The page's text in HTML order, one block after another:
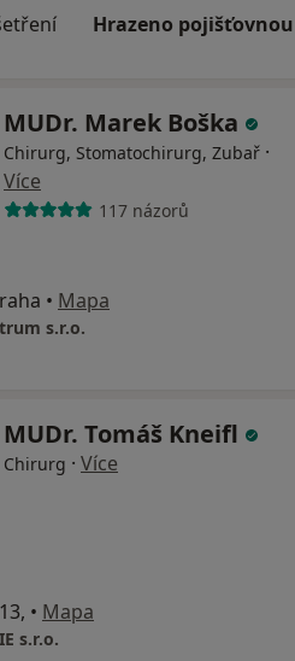
Hrazeno pojišťovnou
MUDr. Marek Boška
Chirurg, Stomatochirurg, Zubař ·
Více
117 názorů
• Mapa
s.r.o.
MUDr. Tomáš Kneifl
Chirurg · Více
• Mapa
s.r.o.